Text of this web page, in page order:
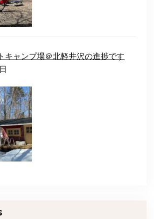
キャンプ場＠北軽井沢の進捗です